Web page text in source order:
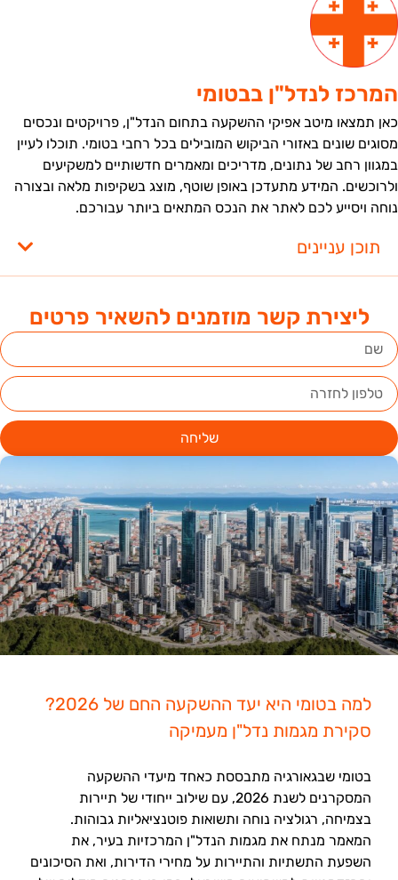
ליצירת קשר מוזמנים להשאיר פרטים
שליחה
למה בטומי היא יעד ההשקעה החם של 2026?
סקירת מגמות נדל"ן מעמיקה
בטומי שבגאורגיה מתבססת כאחד מיעדי ההשקעה
המסקרנים לשנת 2026, עם שילוב ייחודי של תיירות
בצמיחה, רגולציה נוחה ותשואות פוטנציאליות גבוהות.
המאמר מנתח את מגמות הנדל"ן המרכזיות בעיר, את
השפעת התשתיות והתיירות על מחירי הדירות, ואת הסיכונים
לנדל"ן בבטומי
תמצאו מיטב אפיקי ההשקעה בתחום הנדל"ן, פרויקטים ונכסים
שונים באזורי הביקוש המובילים בכל רחבי בטומי. תוכלו לעיין
רחב של נתונים, מדריכים ומאמרים חדשותיים למשקיעים
המידע מתעדכן באופן שוטף, מוצג בשקיפות מלאה ובצורה
ויסייע לכם לאתר את הנכס המתאים ביותר עבורכם.
תוכן עניינים